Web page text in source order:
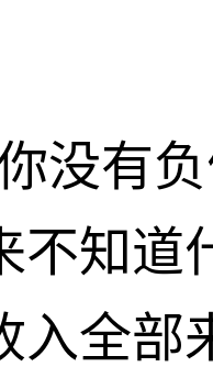
没有
不知
入全部